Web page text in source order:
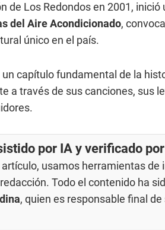
de Los Redondos en 2001,
del Aire Acondicionado,
único en el país.
capítulo fundamental de la
a través de sus canciones, sus
por IA y verificado
usamos herramientas
Todo el contenido ha
, quien es responsable final